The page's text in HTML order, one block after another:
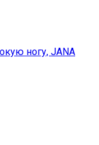
ногу, JANA